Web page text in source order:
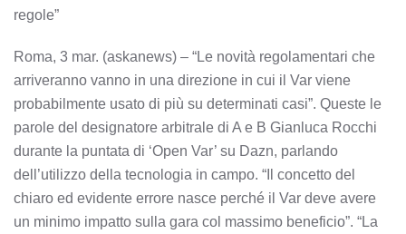
regole”
Roma, 3 mar. (askanews) – “Le novità regolamentari che
arriveranno vanno in una direzione in cui il Var viene
probabilmente usato di più su determinati casi”. Queste le
parole del designatore arbitrale di A e B Gianluca Rocchi
durante la puntata di ‘Open Var’ su Dazn, parlando
dell’utilizzo della tecnologia in campo. “Il concetto del
chiaro ed evidente errore nasce perché il Var deve avere
un minimo impatto sulla gara col massimo beneficio”. “La